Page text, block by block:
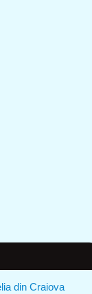
din Craiova